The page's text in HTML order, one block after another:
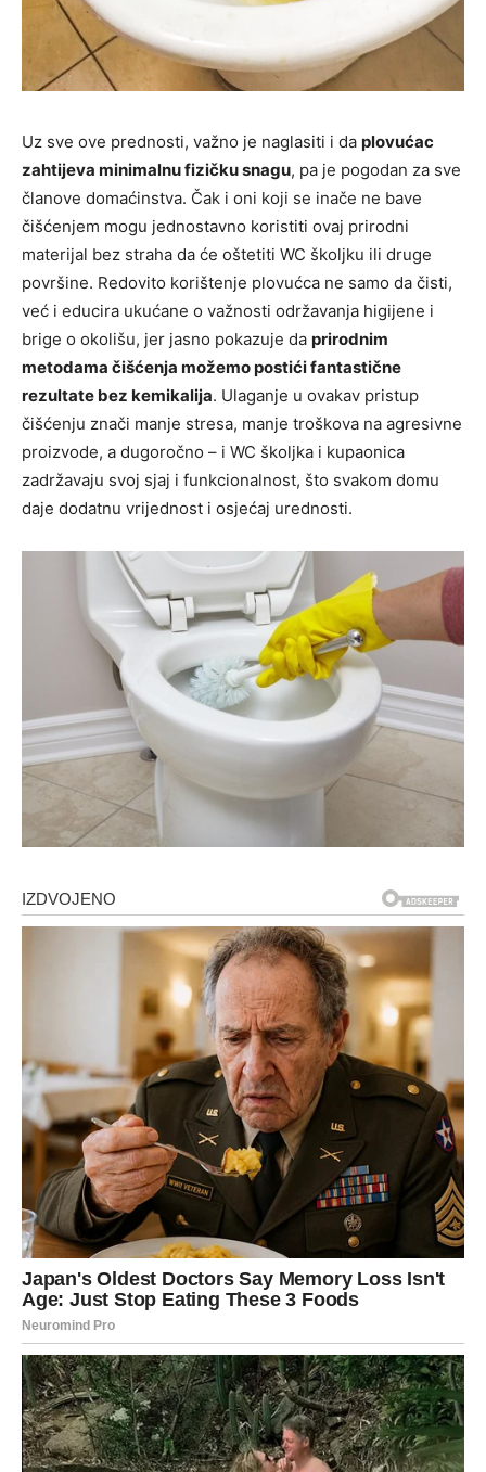
Uz sve ove prednosti, važno je naglasiti i da plovućac
zahtijeva minimalnu fizičku snagu, pa je pogodan za sve
članove domaćinstva. Čak i oni koji se inače ne bave
čišćenjem mogu jednostavno koristiti ovaj prirodni
materijal bez straha da će oštetiti WC školjku ili druge
površine. Redovito korištenje plovućca ne samo da čisti,
već i educira ukućane o važnosti održavanja higijene i
brige o okolišu, jer jasno pokazuje da prirodnim
metodama čišćenja možemo postići fantastične
rezultate bez kemikalija. Ulaganje u ovakav pristup
čišćenju znači manje stresa, manje troškova na agresivne
proizvode, a dugoročno – i WC školjka i kupaonica
zadržavaju svoj sjaj i funkcionalnost, što svakom domu
daje dodatnu vrijednost i osjećaj urednosti.